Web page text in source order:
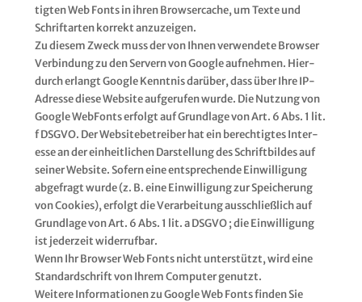
tig­ten Web Fonts in ihren Brow­ser­cache, um Tex­te und
Schrift­ar­ten kor­rekt anzu­zei­gen.
Zu die­sem Zweck muss der von Ihnen ver­wen­de­te Brow­ser
Ver­bin­dung zu den Ser­vern von Goog­le auf­neh­men. Hier­
durch erlangt Goog­le Kennt­nis dar­über, dass über Ihre IP-
Adres­se die­se Web­site auf­ge­ru­fen wur­de. Die Nut­zung von
Goog­le Web­Fonts erfolgt auf Grund­la­ge von Art. 6 Abs. 1 lit.
f DSGVO. Der Web­site­be­trei­ber hat ein berech­tig­tes Inter­
es­se an der ein­heit­li­chen Dar­stel­lung des Schrift­bil­des auf
sei­ner Web­site. Sofern eine ent­spre­chen­de Ein­wil­li­gung
abge­fragt wur­de (z. B. eine Ein­wil­li­gung zur Spei­che­rung
von Coo­kies), erfolgt die Ver­ar­bei­tung aus­schließ­lich auf
Grund­la­ge von Art. 6 Abs. 1 lit. a DSGVO ; die Ein­wil­li­gung
ist jeder­zeit wider­ruf­bar.
Wenn Ihr Brow­ser Web Fonts nicht unter­stützt, wird eine
Stan­dard­schrift von Ihrem Com­pu­ter genutzt.
Wei­te­re Infor­ma­tio­nen zu Goog­le Web Fonts fin­den Sie